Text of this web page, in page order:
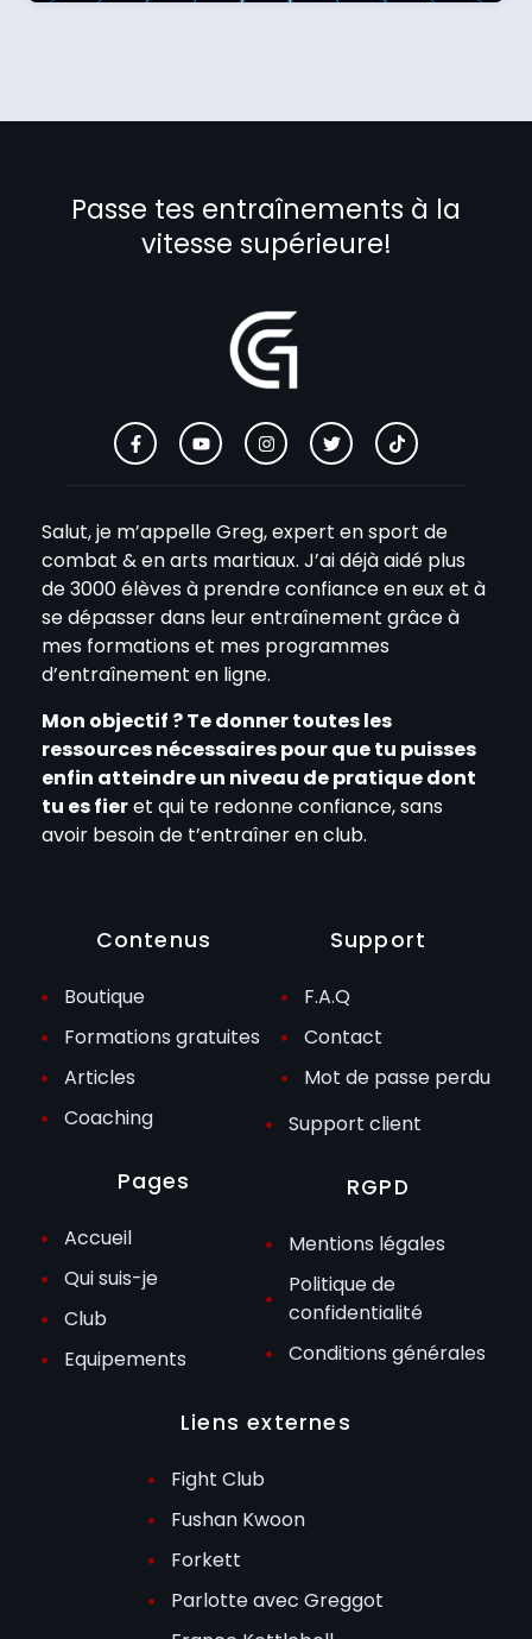
Passe tes entraînements à la
vitesse supérieure!
Salut, je m’appelle Greg, expert en sport de
combat & en arts martiaux. J’ai déjà aidé plus
de 3000 élèves à prendre confiance en eux et à
se dépasser dans leur entraînement grâce à
mes formations et mes programmes
d’entraînement en ligne.
Mon objectif ? Te donner toutes les
ressources nécessaires pour que tu puisses
enfin atteindre un niveau de pratique dont
tu es fieret qui te redonne confiance, sans
avoir besoin de t’entraîner en club.
Contenus
Boutique
Formations gratuites
Articles
Coaching
Pages
Accueil
Qui suis-je
Club
Equipements
Support
F.A.Q
Contact
Mot de passe perdu
Support client
RGPD
Mentions légales
Politique de
confidentialité
Conditions générales
Liens externes
Fight Club
Fushan Kwoon
Forkett
Parlotte avec Greggot